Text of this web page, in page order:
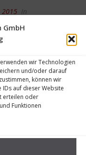
GmbH
wir Technologien
und/oder darauf
können wir
auf dieser Website
erteilen oder
Funktionen
2015 In